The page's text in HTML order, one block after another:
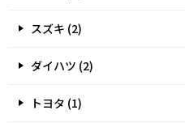
スズキ (2)
ダイハツ (2)
トヨタ (1)